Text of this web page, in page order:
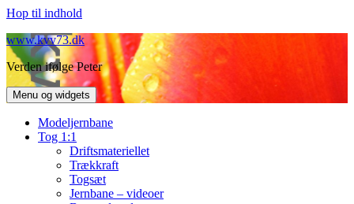
Hop til indhold
www.kvv73.dk
Verden ifølge Peter
Menu og widgets
Modeljernbane
Tog 1:1
Driftsmateriellet
Trækkraft
Togsæt
Jernbane – videoer